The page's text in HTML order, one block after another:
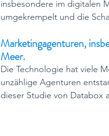
insbesondere im digitalen
umgekrempelt und die
Marketingagenturen,
Meer.
Die Technologie hat viele
unzählige Agenturen
dieser Studie von Databox